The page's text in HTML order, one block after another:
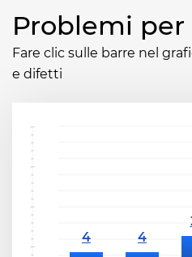
Problemi per
Fare clic sulle barre nel
e difetti